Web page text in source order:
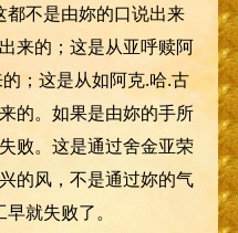
不是由妳的口说出来
来的；这是从亚呼赎阿
；这是从如阿克.哈.古
的。如果是由妳的手所
败。这是通过舍金亚荣
的风，不是通过妳的气
就失败了。